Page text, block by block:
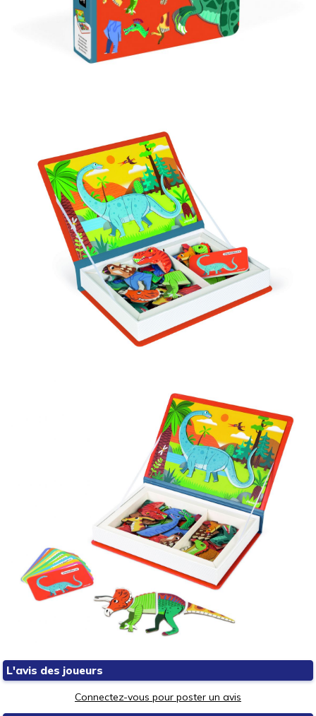
L'avis des joueurs
Connectez-vous pour poster un avis